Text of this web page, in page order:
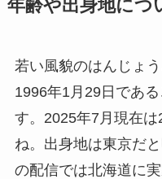
年齢や出身地につ
若い風貌のはんじょ
1996年1月29日であ
す。2025年7月現在
ね。出身地は東京だ
の配信では北海道に